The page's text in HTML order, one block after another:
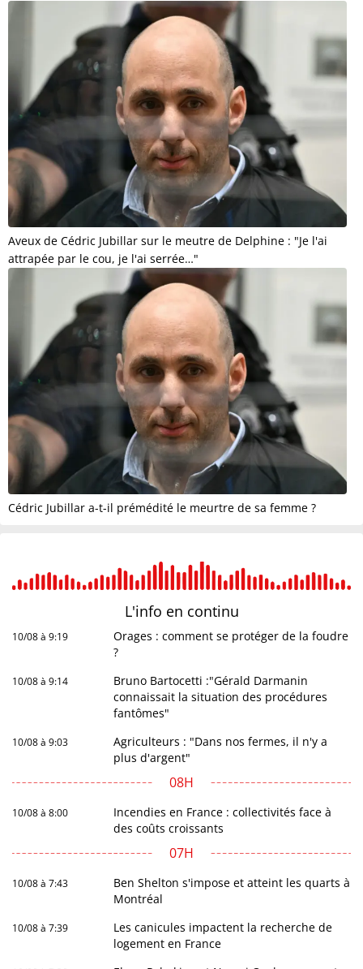
Aveux de Cédric Jubillar sur le meutre de Delphine : "Je l'ai
attrapée par le cou, je l'ai serrée…"
Cédric Jubillar a-t-il prémédité le meurtre de sa femme ?
L'info en continu
10/08 à 9:19
Orages : comment se protéger de la foudre
?
10/08 à 9:14
Bruno Bartocetti :"Gérald Darmanin
connaissait la situation des procédures
fantômes"
10/08 à 9:03
Agriculteurs : "Dans nos fermes, il n'y a
plus d'argent"
08H
10/08 à 8:00
Incendies en France : collectivités face à
des coûts croissants
07H
10/08 à 7:43
Ben Shelton s'impose et atteint les quarts à
Montréal
10/08 à 7:39
Les canicules impactent la recherche de
logement en France